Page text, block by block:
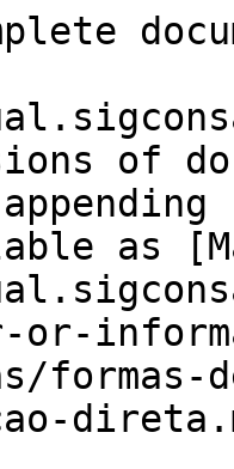
of
as
or-
formas-